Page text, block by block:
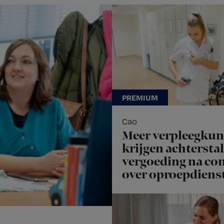
Cao
Meer
krijgen
vergoeding na
over